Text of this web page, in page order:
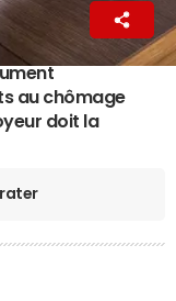
au chômage
doit la
rater